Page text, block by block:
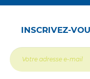
INSCRIVEZ-